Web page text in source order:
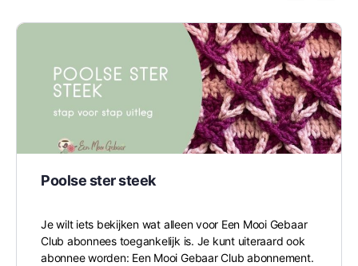
Poolse ster steek
Je wilt iets bekijken wat alleen voor Een Mooi Gebaar
Club abonnees toegankelijk is. Je kunt uiteraard ook
abonnee worden: Een Mooi Gebaar Club abonnement.